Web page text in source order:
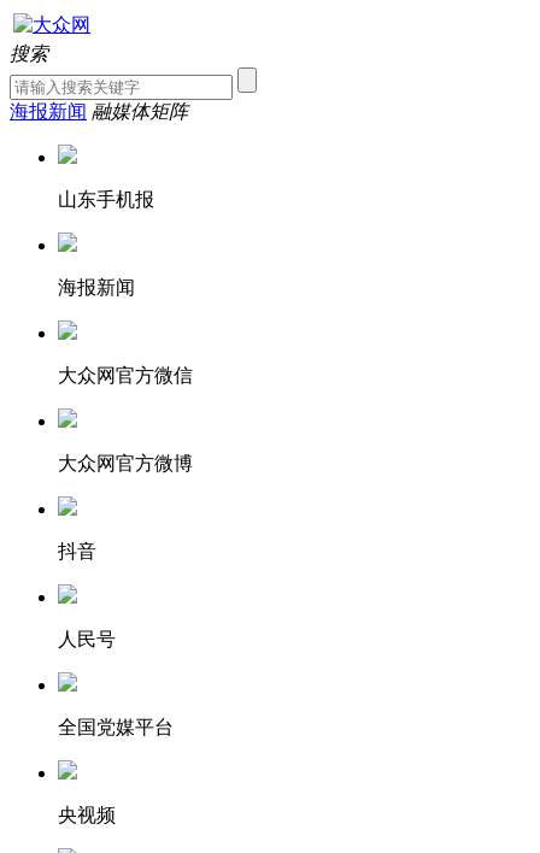
搜索
海报新闻 融媒体矩阵
山东手机报
海报新闻
大众网官方微信
大众网官方微博
抖音
人民号
全国党媒平台
央视频